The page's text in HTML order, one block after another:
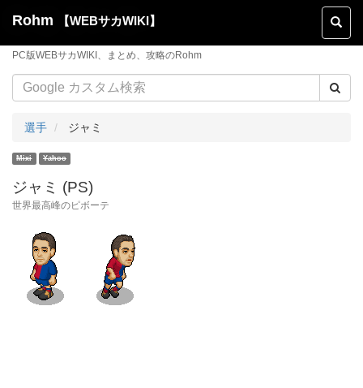
Toggle
Rohm 【WEBサカWIKI】
PC版WEBサカWIKI、まとめ、攻略のRohm
選手 ジャミ
ジャミ (PS)
世界最高峰のピボーテ